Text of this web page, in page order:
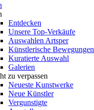
Entdecken
Unsere Top-Verkäufe
Auswahlen Artsper
Künstlerische Bewegungen
Kuratierte Auswahl
Galerien
zu verpassen
Neueste Kunstwerke
Neue Künstler
Vergunstigte